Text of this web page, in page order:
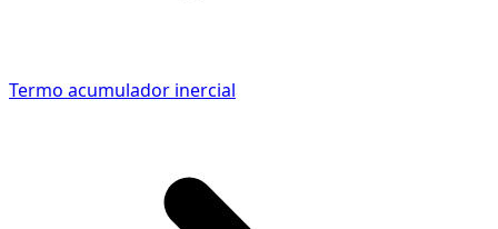
Termo acumulador inercial